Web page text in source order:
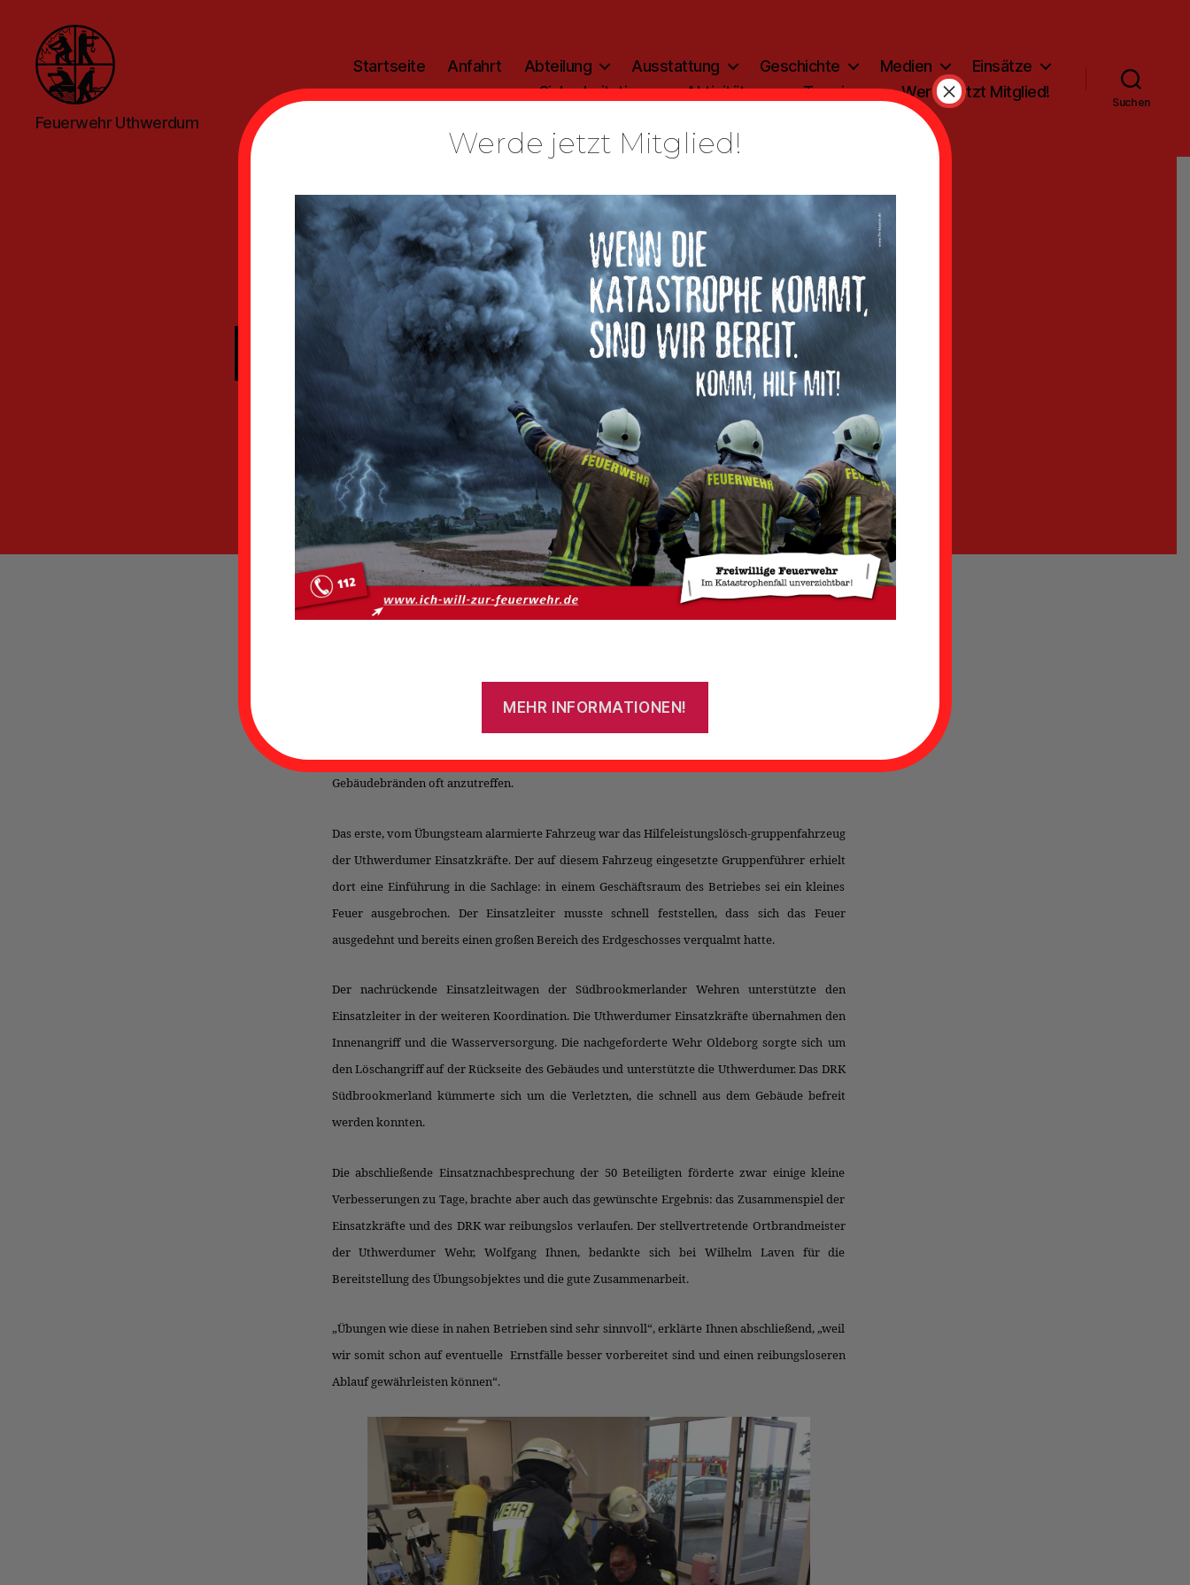
Feuerwehr
Uthwerdum
Feuerwehr Uthwerdum
Startseite Anfahrt Abteilung Ausstattung Geschichte Medien
Einsätze
Sicherheitstipp
Aktivitäten Termine Werde jetzt Mitglied!
Suchen
ALLGEMEIN
Szenario:
Entstehungsbrand in
Geschäftsgebäude
Beitragsautor
Vonadmin Veröffentlichungsdatum
22. August 2016
Einsatzstichwort: Entstehungsbrand in Landmaschinenhandel
Am Montagabend fand eine gemeinsame Übung der Feuerwehren Oldeborg und Uthwerdum
Werkstatt getroffen: die Opfer, die vorher geschminkt worden waren, brachten sich in
Gebäudebränden oft anzutreffen.
Das erste, vom Übungsteam alarmierte Fahrzeug war das Hilfeleistungslösch-gruppenfahrzeug
der Uthwerdumer Einsatzkräfte. Der auf diesem Fahrzeug eingesetzte Gruppenführer erhielt
dort eine Einführung in die Sachlage: in einem Geschäftsraum des Betriebes sei ein kleines
Feuer ausgebrochen. Der Einsatzleiter musste schnell feststellen, dass sich das Feuer
ausgedehnt und bereits einen großen Bereich des Erdgeschosses verqualmt hatte.
Der nachrückende Einsatzleitwagen der Südbrookmerlander Wehren unterstützte den
Einsatzleiter in der weiteren Koordination. Die Uthwerdumer Einsatzkräfte übernahmen den
Innenangriff und die Wasserversorgung. Die nachgeforderte Wehr Oldeborg sorgte sich um
den Löschangriff auf der Rückseite des Gebäudes und unterstützte die Uthwerdumer. Das DRK
Südbrookmerland kümmerte sich um die Verletzten, die schnell aus dem Gebäude befreit
werden konnten.
Die abschließende Einsatznachbesprechung der 50 Beteiligten förderte zwar einige kleine
Verbesserungen zu Tage, brachte aber auch das gewünschte Ergebnis: das Zusammenspiel der
Einsatzkräfte und des DRK war reibungslos verlaufen. Der stellvertretende Ortbrandmeister
der Uthwerdumer Wehr, Wolfgang Ihnen, bedankte sich bei Wilhelm Laven für die
Bereitstellung des Übungsobjektes und die gute Zusammenarbeit.
„Übungen wie diese in nahen Betrieben sind sehr sinnvoll“, erklärte Ihnen abschließend, „weil
wir somit schon auf eventuelle Ernstfälle besser vorbereitet sind und einen reibungsloseren
Ablauf gewährleisten können“.
Werde jetzt Mitglied!
MEHR INFORMATIONEN!
×